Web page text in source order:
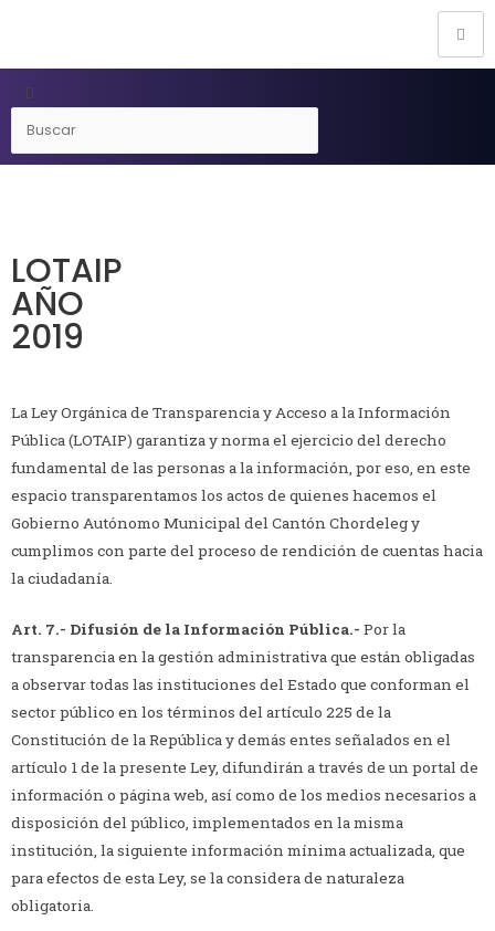
LOTAIP
AÑO
2019
La Ley Orgánica de Transparencia y Acceso a la Información
Pública (LOTAIP) garantiza y norma el ejercicio del derecho
fundamental de las personas a la información, por eso, en este
espacio transparentamos los actos de quienes hacemos el
Gobierno Autónomo Municipal del Cantón Chordeleg y
cumplimos con parte del proceso de rendición de cuentas hacia
la ciudadanía.
Art. 7.- Difusión de la Información Pública.- Por la
transparencia en la gestión administrativa que están obligadas
a observar todas las instituciones del Estado que conforman el
sector público en los términos del artículo 225 de la
Constitución de la República y demás entes señalados en el
artículo 1 de la presente Ley, difundirán a través de un portal de
información o página web, así como de los medios necesarios a
disposición del público, implementados en la misma
institución, la siguiente información mínima actualizada, que
para efectos de esta Ley, se la considera de naturaleza
obligatoria.